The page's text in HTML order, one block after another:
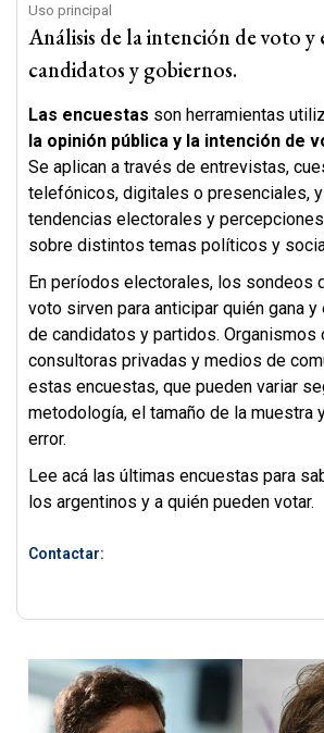
Uso principal
Análisis de la intención de voto y
candidatos y gobiernos.
Las encuestas son herramientas
la opinión pública y la intención de
Se aplican a través de entrevistas,
telefónicos, digitales o presenciales,
tendencias electorales y
sobre distintos temas políticos y
En períodos electorales, los sondeos
voto sirven para anticipar quién gana y
de candidatos y partidos. Organismos
consultoras privadas y medios de
estas encuestas, que pueden variar
metodología, el tamaño de la muestra
error.
Lee acá las últimas encuestas para
los argentinos y a quién pueden votar.
Contactar: